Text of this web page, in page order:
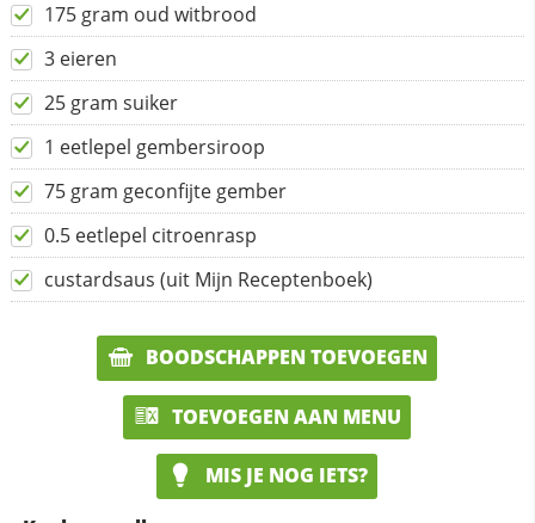
175 gram oud witbrood
3 eieren
25 gram suiker
1 eetlepel gembersiroop
75 gram geconfijte gember
0.5 eetlepel citroenrasp
custardsaus (uit Mijn Receptenboek)
BOODSCHAPPEN TOEVOEGEN
TOEVOEGEN AAN MENU
MIS JE NOG IETS?